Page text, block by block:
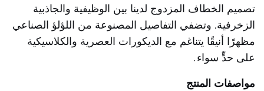
تصميم الخطاف المزدوج لدينا بين الوظيفية والجاذبية
الزخرفية. وتضفي التفاصيل المصنوعة من اللؤلؤ الصناعي
مظهرًا أنيقًا يتناغم مع الديكورات العصرية والكلاسيكية
على حدٍّ سواء
.
مواصفات المنتج